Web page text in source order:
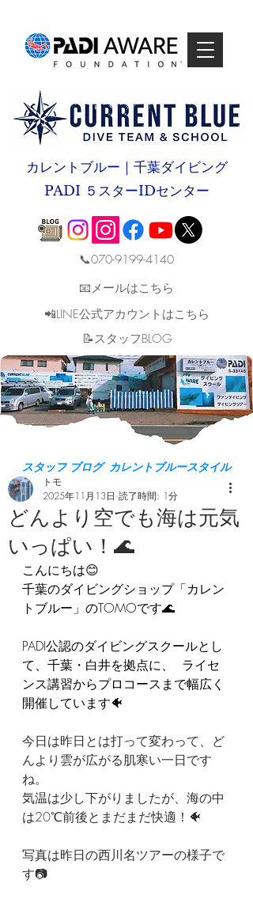
カレントブルー｜千葉ダイビング
PADI ５スターIDセンター
📞070-9199-4140
📧メールはこちら
📲LINE公式アカウントはこちら
​📝スタッフBLOG
スタッフ ブログ カレントブルースタイル
どんより空でも海は元気
いっぱい！🌊
トモ
2025年11月13日 読了時間: 1分
こんにちは😊
千葉のダイビングショップ「カレン
トブルー」のTOMOです🌊
PADI公認のダイビングスクールとし
て、千葉・白井を拠点に、  ライセ
ンス講習からプロコースまで幅広く
開催しています🐠
今日は昨日とは打って変わって、ど
んより雲が広がる肌寒い一日です
ね。
気温は少し下がりましたが、海の中
は20℃前後とまだまだ快適！🐠
写真は昨日の西川名ツアーの様子で
す📷️